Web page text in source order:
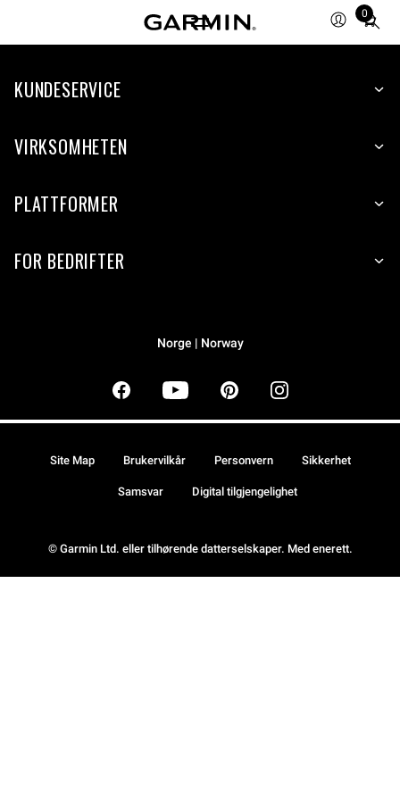
0
Total
items
cart:
KUNDESERVICE
VIRKSOMHETEN
PLATTFORMER
FOR BEDRIFTER
Norge | Norway
© Garmin Ltd. eller tilhørende datterselskaper. Med enerett.
Site Map Brukervilkår Personvern Sikkerhet
Samsvar Digital tilgjengelighet